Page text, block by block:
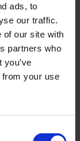
ads, to
our traffic.
of our site with
partners who
from your use
při kažení
údržby
regulaci